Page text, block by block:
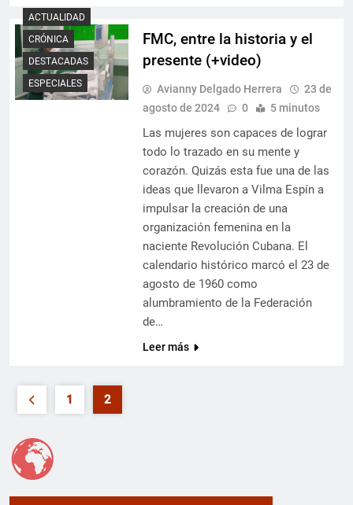
ACTUALIDAD
CRÓNICA
DESTACADAS
ESPECIALES
FMC, entre la historia y el
presente (+video)
Avianny Delgado Herrera
23 de
agosto de 2024
0 5 minutos
Las mujeres son capaces de lograr
todo lo trazado en su mente y
corazón. Quizás esta fue una de las
ideas que llevaron a Vilma Espín a
impulsar la creación de una
organización femenina en la
naciente Revolución Cubana. El
calendario histórico marcó el 23 de
agosto de 1960 como
alumbramiento de la Federación
de…
Leer más
1 2